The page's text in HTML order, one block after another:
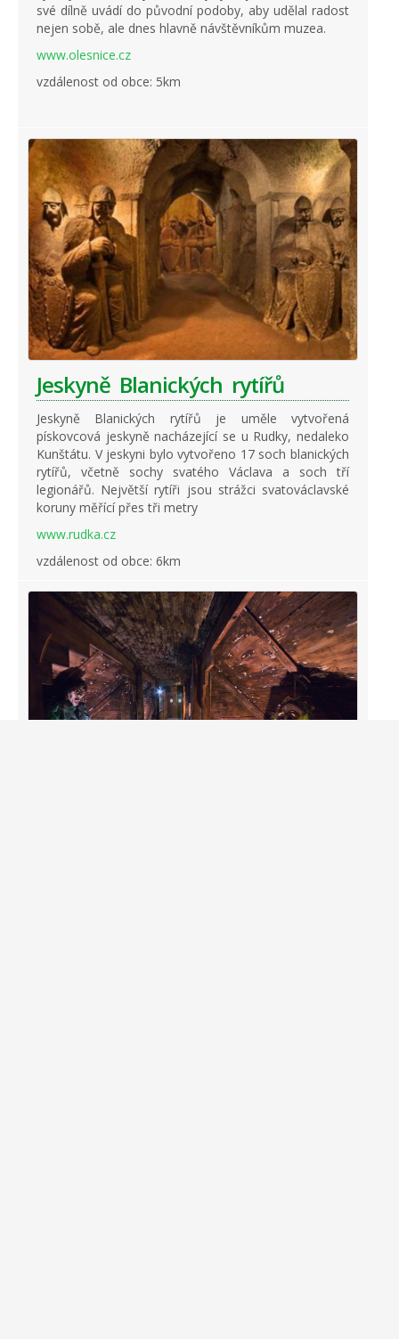
své dílně uvádí do původní podoby, aby udělal radost
nejen sobě, ale dnes hlavně návštěvníkům muzea.
www.olesnice.cz
vzdálenost od obce: 5km
Jeskyně Blanických rytířů
Jeskyně Blanických rytířů je uměle vytvořená
pískovcová jeskyně nacházející se u Rudky, nedaleko
Kunštátu. V jeskyni bylo vytvořeno 17 soch blanických
rytířů, včetně sochy svatého Václava a soch tří
legionářů. Největší rytíři jsou strážci svatováclavské
koruny měřící přes tři metry
www.rudka.cz
vzdálenost od obce: 6km